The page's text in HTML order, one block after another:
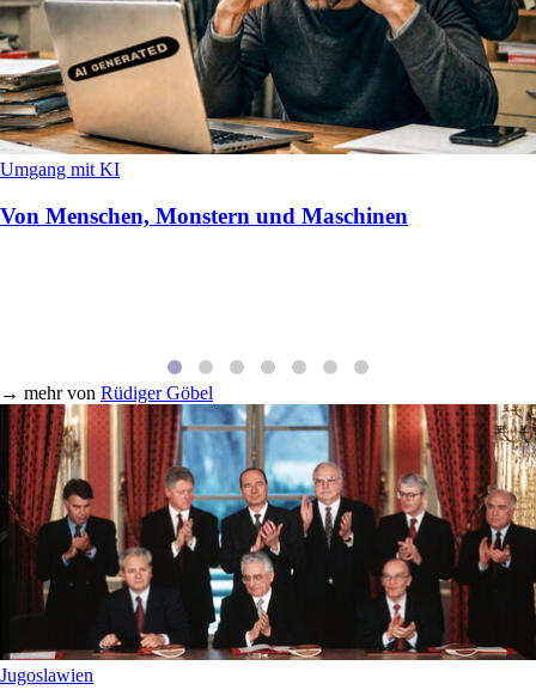
Umgang mit KI
Von Menschen, Monstern und Maschinen
→ mehr von Rüdiger Göbel
Jugoslawien